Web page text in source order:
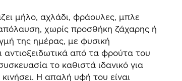
μήλο, αχλάδι, φράουλες, μπλε
χωρίς προσθήκη ζάχαρης ή
της ημέρας, με φυσική
αντιοξειδωτικά από τα φρούτα του
το καθιστά ιδανικό για
Η απαλή υφή του είναι